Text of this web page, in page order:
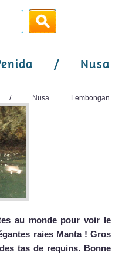
/ Nusa
Nusa Lembongan
au monde pour voir le
raies Manta ! Gros
tas de requins. Bonne